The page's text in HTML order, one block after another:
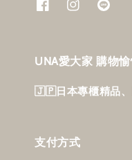
UNA愛大家 購物
🇯🇵日本專櫃精品、
支付方式